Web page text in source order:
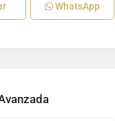
WhatsApp